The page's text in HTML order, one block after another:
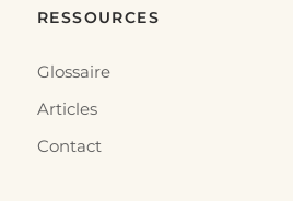
RESSOURCES
Glossaire
Articles
Contact